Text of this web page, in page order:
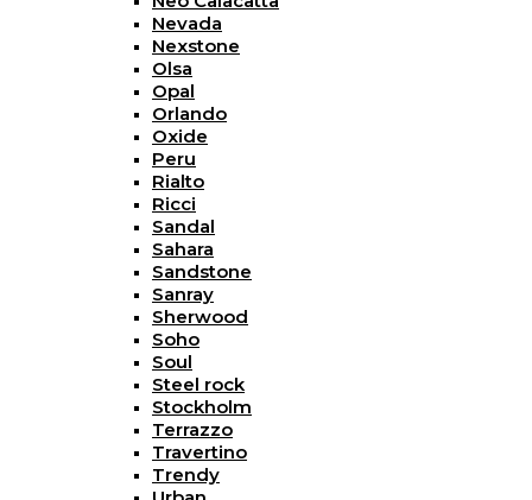
Nevada
Nexstone
Olsa
Opal
Orlando
Oxide
Peru
Rialto
Ricci
Sandal
Sahara
Sandstone
Sanray
Sherwood
Soho
Soul
Steel rock
Stockholm
Terrazzo
Travertino
Trendy